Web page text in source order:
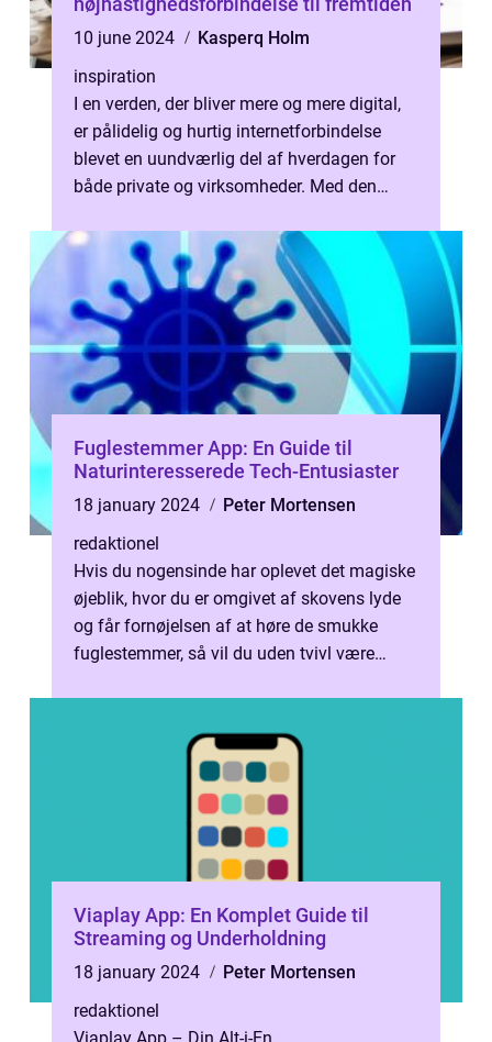
10 june 2024
Kasperq Holm
inspiration
I en verden, der bliver mere og mere digital,
er pålidelig og hurtig internetforbindelse
blevet en uundværlig del af hverdagen for
både private og virksomheder. Med den
Fuglestemmer App: En Guide til
Naturinteresserede Tech-Entusiaster
18 january 2024
Peter Mortensen
redaktionel
Hvis du nogensinde har oplevet det magiske
øjeblik, hvor du er omgivet af skovens lyde
og får fornøjelsen af at høre de smukke
fuglestemmer, så vil du uden tvivl være
Viaplay App: En Komplet Guide til
Streaming og Underholdning
18 january 2024
Peter Mortensen
redaktionel